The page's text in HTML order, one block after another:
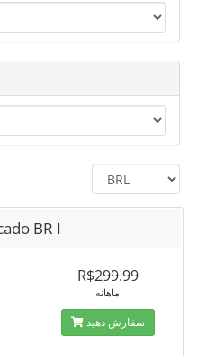
BR I
R$299.99
ماهانه
سفارش دهید